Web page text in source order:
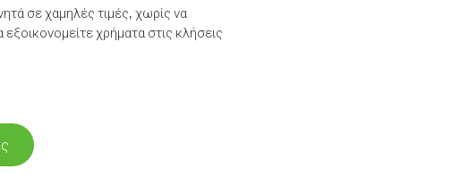
σε χαμηλές τιμές, χωρίς να
χρήματα στις κλήσεις